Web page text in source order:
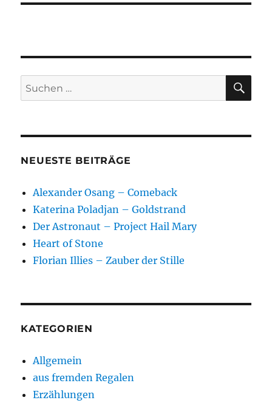
Suchen
nach:
NEUESTE BEITRÄGE
Alexander Osang – Comeback
Katerina Poladjan – Goldstrand
Der Astronaut – Project Hail Mary
Heart of Stone
Florian Illies – Zauber der Stille
KATEGORIEN
Allgemein
aus fremden Regalen
Erzählungen